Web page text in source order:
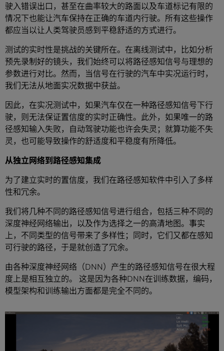
驶入错误出口，甚至在曲率较大的路面以及车道标记有限的
情况下也能让汽车保持在正确的车道内行驶。所有这些操作
都应当以让人类驾驶员感到平稳舒适的方式进行。
测试的实时性是挑战的关键所在。在离线测试中，比如分析
预先录制好的镜头，我们始终可以将路径感知信号与理想的
参数进行对比。然而，当信号在行驶的汽车中实况运行时，
我们无法从地面实况数据中获益。
因此，在实况测试中，如果汽车仅在一种路径感知信号下行
驶，则无法保证置信度的实时正确性。此外，如果唯一的路
径感知输入失败，自动驾驶功能也许会失灵；就算功能不失
灵，也可能导致操作的舒适度和平稳度有所降低。
从独立网络到路径感知集成
为了建立实时的置信度，我们在路径感知软件中引入了多样
性和冗余。
我们将几种不同的路径感知信号进行组合，包括三种不同的
深度神经网络输出，以及作为选择之一的高清地图。事实
上，不同类型的信号带来了多样性；同时，它们又都在感知
可行驶的路径，于是就创造了冗余。
由各种深度神经网络（DNN）产生的路径感知信号在很大程
度上是相互独立的。 这是因为各种DNN在训练数据，编码，
模型架构和训练输出方面都是完全不同的。